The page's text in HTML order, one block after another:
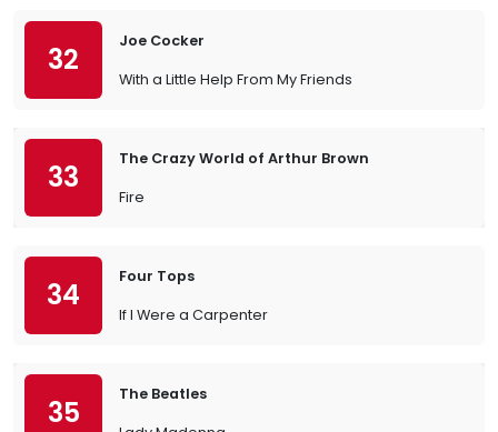
32
Joe Cocker
With a Little Help From My Friends
33
The Crazy World of Arthur Brown
Fire
34
Four Tops
If I Were a Carpenter
35
The Beatles